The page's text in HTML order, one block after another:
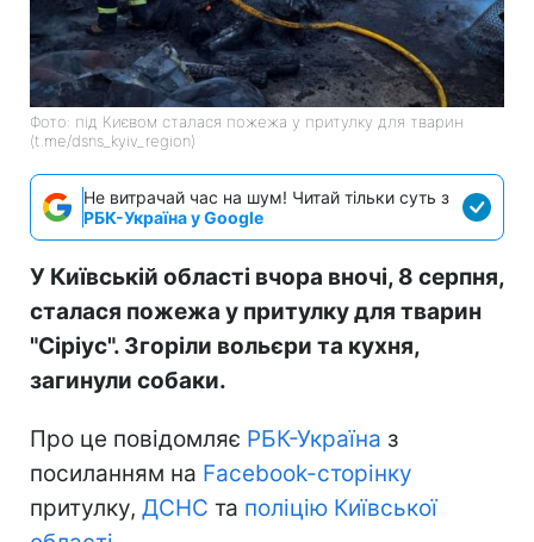
Фото: під Києвом сталася пожежа у притулку для тварин
(t.me/dsns_kyiv_region)
Не витрачай час на шум! Читай тільки суть з
РБК-Україна у Google
У Київській області вчора вночі, 8 серпня,
сталася пожежа у притулку для тварин
"Сіріус". Згоріли вольєри та кухня,
загинули собаки.
Про це повідомляє РБК-Україна з
посиланням на Facebook-сторінку
притулку, ДСНС та поліцію Київської